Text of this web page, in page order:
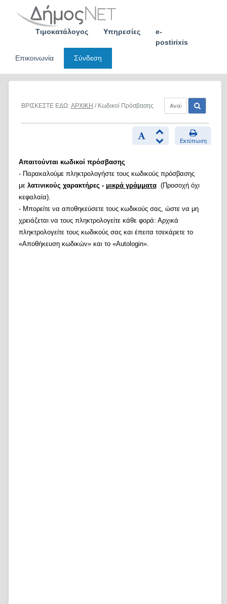
Τιμοκατάλογος Υπηρεσίες
e-
postirixis
Επικοινωνία
Σύνδεση
ΒΡΙΣΚΕΣΤΕ ΕΔΩ: ΑΡΧΙΚΗ / Κωδικοί Πρόσβασης
Εκτύπωση
Απαιτούνται κωδικοί πρόσβασης
- Παρακαλούμε πληκτρολογήστε τους κωδικούς πρόσβασης
με λατινικούς χαρακτήρες - μικρά γράμματα(Προσοχή όχι
κεφαλαία).
- Μπορείτε να αποθηκεύσετε τους κωδικούς σας, ώστε να μη
χρειάζεται να τους πληκτρολογείτε κάθε φορά: Αρχικά
πληκτρολογείτε τους κωδικούς σας και έπειτα τσεκάρετε το
«Αποθήκευση κωδικών» και το «Autologin».